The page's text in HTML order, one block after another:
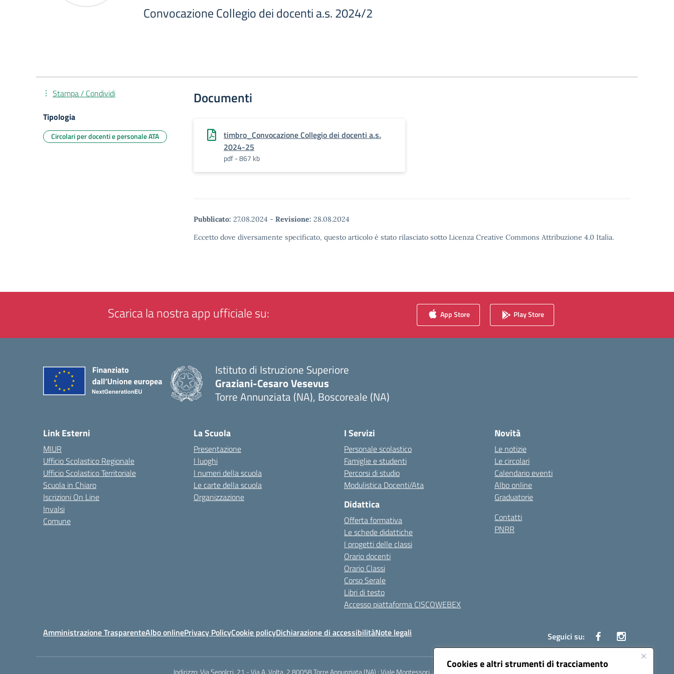
Cookies e altri strumenti di tracciamento
Convocazione Collegio dei docenti a.s. 2024/2
Documenti
timbro_Convocazione Collegio dei docenti a.s.
2024-25
pdf - 867 kb
Pubblicato: 27.08.2024 - Revisione: 28.08.2024
Eccetto dove diversamente specificato, questo articolo è stato rilasciato sotto Licenza Creative Commons Attribuzione 4.0 Italia.
Stampa / Condividi
Tipologia
Circolari per docenti e personale ATA
Scarica la nostra app ufficiale su: App Store Play Store
Istituto di Istruzione Superiore
Graziani-Cesaro Vesevus
Torre Annunziata (NA), Boscoreale (NA)
Link Esterni
MIUR
Ufficio Scolastico Regionale
Ufficio Scolastico Territoriale
Scuola in Chiaro
Iscrizioni On Line
Invalsi
Comune
La Scuola
Presentazione
I luoghi
I numeri della scuola
Le carte della scuola
Organizzazione
I Servizi
Personale scolastico
Famiglie e studenti
Percorsi di studio
Modulistica Docenti/Ata
Didattica
Offerta formativa
Le schede didattiche
I progetti delle classi
Orario docenti
Orario Classi
Corso Serale
Libri di testo
Accesso piattaforma CISCOWEBEX
Novità
Le notizie
Le circolari
Calendario eventi
Albo online
Graduatorie
Contatti
PNRR
Amministrazione TrasparenteAlbo onlinePrivacy PolicyCookie policyDichiarazione di accessibilitàNote legali Seguici su:
Indirizzo:Via Sepolcri, 21 - Via A. Volta, 2 80058 Torre Annunziata (NA) ; Viale Montessori, 80041 Boscoreale (NA)